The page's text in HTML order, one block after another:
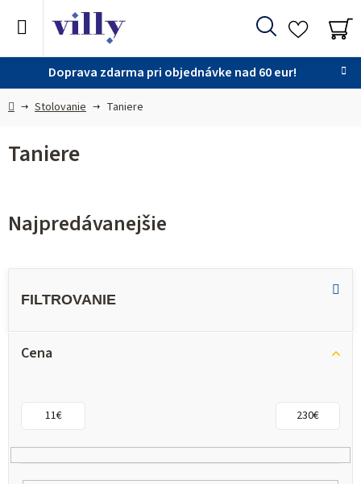
Doprava zdarma pri objednávke nad 60 eur!
Hľadať
DomovStolovanie Taniere
Taniere
Najpredávanejšie
Cena
11€ 230€
V
o
d